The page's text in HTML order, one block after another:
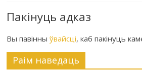
Пакінуць адказ
Вы павінныўвайсці, каб пакінуць
Раiм наведаць